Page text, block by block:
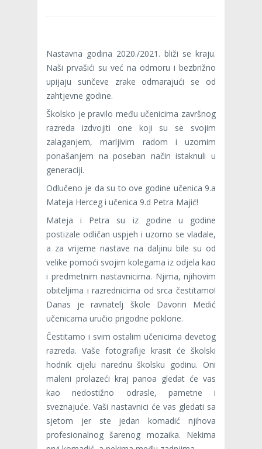
Nastavna godina 2020./2021. bliži se kraju.
Naši prvašići su već na odmoru i bezbrižno
upijaju sunčeve zrake odmarajući se od
zahtjevne godine.
Školsko je pravilo među učenicima završnog
razreda izdvojiti one koji su se svojim
zalaganjem, marljivim radom i uzornim
ponašanjem na poseban način istaknuli u
generaciji.
Odlučeno je da su to ove godine učenica 9.a
Mateja Herceg i učenica 9.d Petra Majić!
Mateja i Petra su iz godine u godine
postizale odličan uspjeh i uzorno se vladale,
a za vrijeme nastave na daljinu bile su od
velike pomoći svojim kolegama iz odjela kao
i predmetnim nastavnicima. Njima, njihovim
obiteljima i razrednicima od srca čestitamo!
Danas je ravnatelj škole Davorin Medić
učenicama uručio prigodne poklone.
Čestitamo i svim ostalim učenicima devetog
razreda. Vaše fotografije krasit će školski
hodnik cijelu narednu školsku godinu. Oni
maleni prolazeći kraj panoa gledat će vas
kao nedostižno odrasle, pametne i
sveznajuće. Vaši nastavnici će vas gledati sa
sjetom jer ste jedan komadić njihova
profesionalnog šarenog mozaika. Nekima